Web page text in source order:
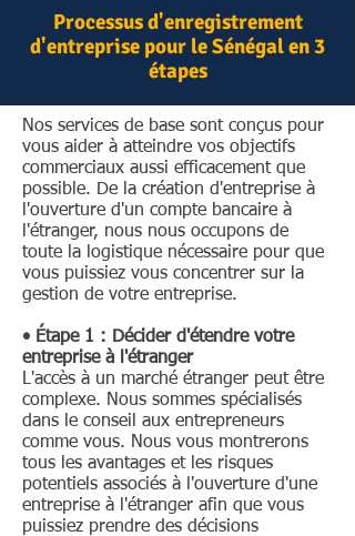
qui peuvent être convoquées par
des actionnaires représentant au
moins le quart des actions ou sur
individuel – ou par consultations
écrites. Lorsque le capital d'une
SARL dépasse 10 millions de FCFA
; son chiffre d'affaires annuel est
supérieur à 25 millions de FCFA ;
ou elle compte plus de 50 salariés
permanents, la SARL doit avoir au
moins un commissaire aux
comptes. Les conventions conclues
entre une SARL et un gérant ou un
actionnaire peuvent être autorisées
par une procédure en deux étapes
au cours de laquelle un rapport
écrit du gérant ou du commissaire
aux comptes concerné, puis une
décision est prise par les
Processus d'enregistrement
d'entreprise pour le Sénégal en 3
étapes
Nos services de base sont conçus pour
vous aider à atteindre vos objectifs
commerciaux aussi efficacement que
possible. De la création d'entreprise à
l'ouverture d'un compte bancaire à
l'étranger, nous nous occupons de
toute la logistique nécessaire pour que
vous puissiez vous concentrer sur la
gestion de votre entreprise.
• Étape 1 : Décider d'étendre votre
entreprise à l'étranger
L'accès à un marché étranger peut être
complexe. Nous sommes spécialisés
dans le conseil aux entrepreneurs
comme vous. Nous vous montrerons
tous les avantages et les risques
potentiels associés à l'ouverture d'une
entreprise à l'étranger afin que vous
puissiez prendre des décisions